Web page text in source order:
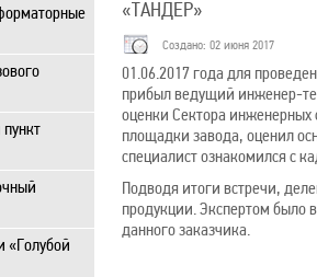
пункт
«Голубой
«ТАНДЕР»
Создано: 02 июня 2017
01.06.2017 года для
прибыл ведущий инженер-
оценки Сектора инженерных
площадки завода, оценил
специалист ознакомился с
Подводя итоги встречи,
продукции. Экспертом было
данного заказчика.